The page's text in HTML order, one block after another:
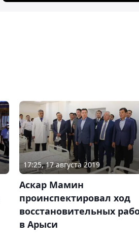
17:25, 17 августа 2019
Аскар Мамин
проинспектировал ход
восстановительных
в Арыси